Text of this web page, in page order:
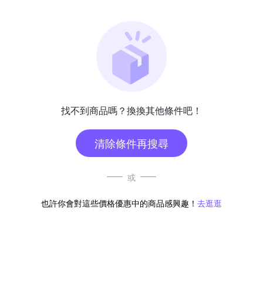
找不到商品嗎？換換其他條件吧！
清除條件再搜尋
或
也許你會對這些價格優惠中的商品感興趣！ 去逛逛